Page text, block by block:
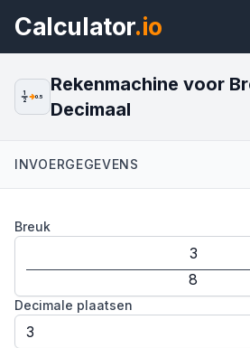
Calculator.io
1
2
0.5
Rekenmachine voor
Decimaal
INVOERGEGEVENS
Breuk
Decimale plaatsen